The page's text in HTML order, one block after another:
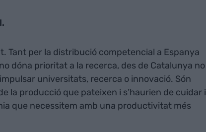
Tant per la distribució competencial a Espanya
dóna prioritat a la recerca, des de Catalunya no
universitats, recerca o innovació. Són
la producció que pateixen i s’haurien de cuidar i
que necessitem amb una productivitat més